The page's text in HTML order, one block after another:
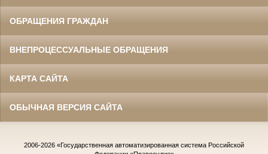
ОБРАЩЕНИЯ ГРАЖДАН
ВНЕПРОЦЕССУАЛЬНЫЕ ОБРАЩЕНИЯ
КАРТА САЙТА
ОБЫЧНАЯ ВЕРСИЯ САЙТА
2006-2026 «Государственная автоматизированная система Российской